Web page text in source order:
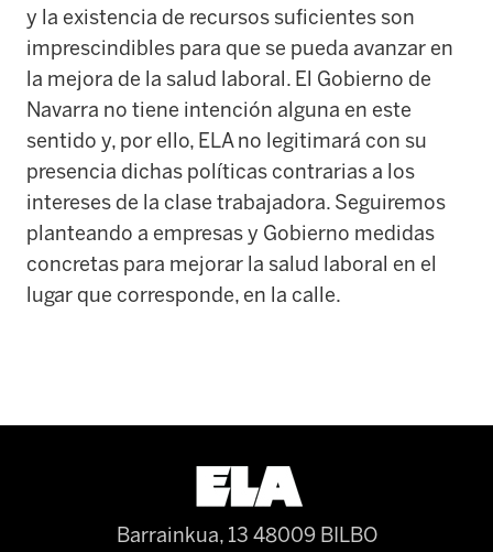
y la existencia de recursos suficientes son
imprescindibles para que se pueda avanzar en
la mejora de la salud laboral. El Gobierno de
Navarra no tiene intención alguna en este
sentido y, por ello, ELA no legitimará con su
presencia dichas políticas contrarias a los
intereses de la clase trabajadora. Seguiremos
planteando a empresas y Gobierno medidas
concretas para mejorar la salud laboral en el
lugar que corresponde, en la calle.
Barrainkua, 13 48009 BILBO